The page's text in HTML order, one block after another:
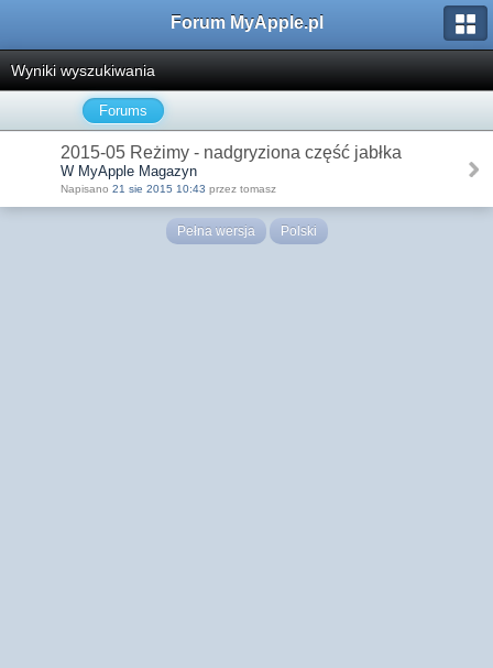
Forum MyApple.pl
Wyniki wyszukiwania
Forums
2015-05 Reżimy - nadgryziona część jabłka
W MyApple Magazyn
Napisano 21 sie 2015 10:43 przez tomasz
Pełna wersja Polski